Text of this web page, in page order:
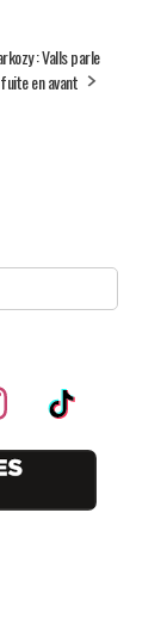
: Valls parle
en avant